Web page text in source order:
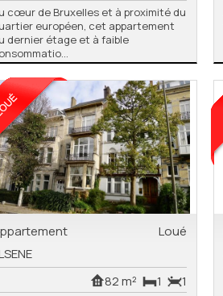
cœur de Bruxelles et à proximité du
européen, cet appartement
dernier étage et à faible
Loué
1
1
82 m²